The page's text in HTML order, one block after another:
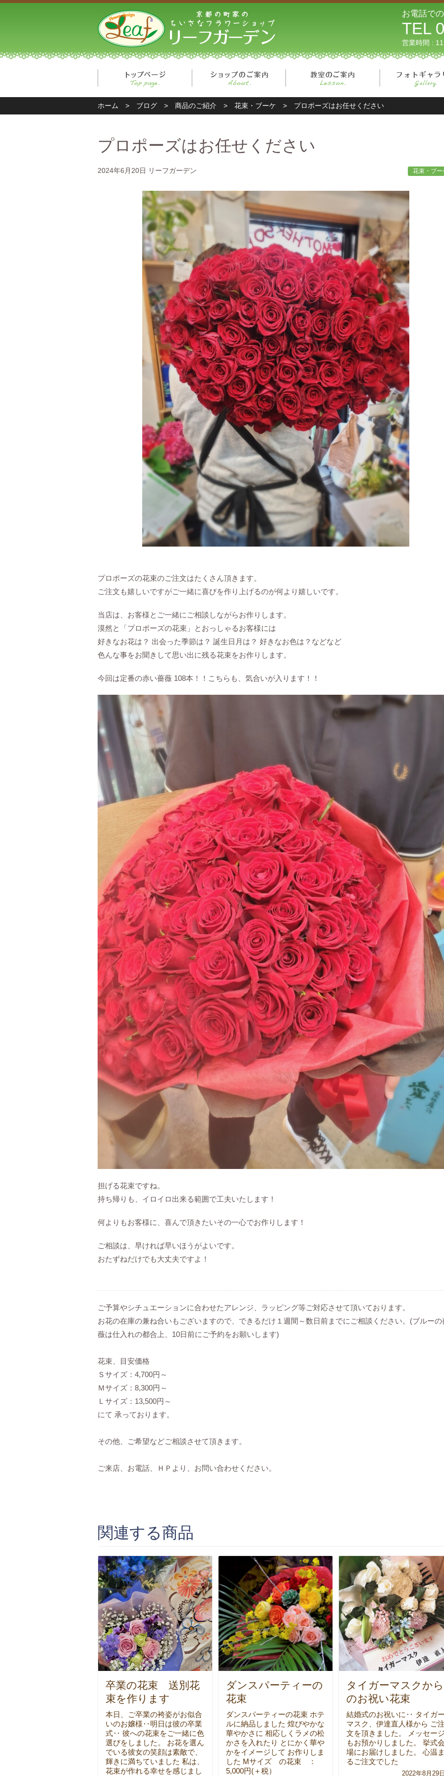
お電話で
TEL
営業時間 :
トップページ ショップのご案内 教室のご案内
ホーム > ブログ > 商品のご紹介 > 花束・ブーケ > プロポーズはお任せください
プロポーズはお任せください
2024年6月20日 リーフガーデン 花束・ブー
プロポーズの花束のご注文はたくさん頂きます。
ご注文も嬉しいですがご一緒に喜びを作り上げるのが何より嬉しいです。
当店は、お客様とご一緒にご相談しながらお作りします。
漠然と「プロポーズの花束」とおっしゃるお客様には
好きなお花は？ 出会った季節は？ 誕生日月は？ 好きなお色は？などなど
色んな事をお聞きして思い出に残る花束をお作りします。
今回は定番の赤い薔薇 108本！！こちらも、気合いが入ります！！
担げる花束ですね。
持ち帰りも、イロイロ出来る範囲で工夫いたします！
何よりもお客様に、喜んで頂きたいその一心でお作りします！
ご相談は、早ければ早いほうがよいです。
おたずねだけでも大丈夫ですよ！
ご予算やシチュエーションに合わせたアレンジ、ラッピング等ご対応させて頂いております。
お花の在庫の兼ね合いもございますので、できるだけ１週間～数日前までにご相談ください。(ブルーの
薇は仕入れの都合上、10日前にご予約をお願いします)
花束、目安価格
Ｓサイズ：4,700円～
Ｍサイズ：8,300円～
Ｌサイズ：13,500円～
にて 承っております。
その他、ご希望などご相談させて頂きます。
ご来店、お電話、ＨＰより、お問い合わせください。
関連する商品
卒業の花束 送別花
束を作ります
本日、ご卒業の袴姿がお似合
いのお嬢様‥明日は彼の卒業
式‥ 彼への花束をご一緒に色
選びをしました。 お花を選ん
でいる彼女の笑顔は素敵で、
輝きに満ちていました 私は、
花束が作れる幸せを感じまし
ダンスパーティーの
花束
ダンスパーティーの花束 ホテ
ルに納品しました 煌びやかな
華やかさに 相応しくラメの松
かさを入れたり とにかく華や
かをイメージして お作りしま
した Mサイズ の花束 ：
5,000円(＋税）
タイガーマスクから
のお祝い花束
結婚式のお祝いに‥ タイガ
マスク、伊達直人様から ご
文を頂きました。 メッセー
もお預かりしました。 挙式
場にお届けしました。 心温
るご注文でした
2022年8月29